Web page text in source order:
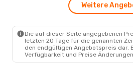
1 Zwischenstopp
Klm Royal Dutch Airlines
Weitere
Die auf dieser Seite angegebenen
letzten 20 Tage für die genannten
den endgültigen Angebotspreis dar.
Verfügbarkeit und Preise